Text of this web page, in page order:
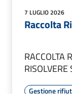
7 LUGLIO 2026
Raccolta
RACCOLTA
RISOLVERE
Gestione